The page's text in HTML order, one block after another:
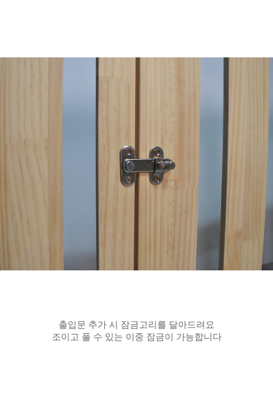
출입문 추가 시 잠금고리를 달아드려요
조이고 풀 수 있는 이중 잠금이 가능합니다